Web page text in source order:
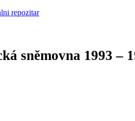
sněmovna 1993 –